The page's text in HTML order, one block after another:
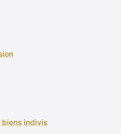
indivis